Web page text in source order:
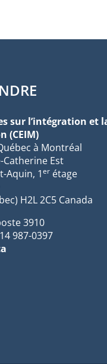
sur l’intégration et
(CEIM)
à Montréal
Catherine Est
Aquin, 1er étage
H2L 2C5 Canada
3910
987-0397